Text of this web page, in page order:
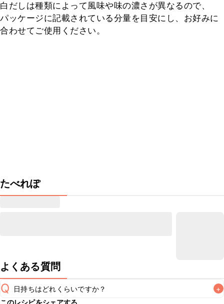
白だしは種類によって風味や味の濃さが異なるので、
パッケージに記載されている分量を目安にし、お好みに
合わせてご使用ください。
たべれぽ
よくある質問
Q 日持ちはどれくらいですか？
+
このレシピをシェアする